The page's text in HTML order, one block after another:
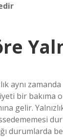
aynı
bir
gelir.
durumlarda